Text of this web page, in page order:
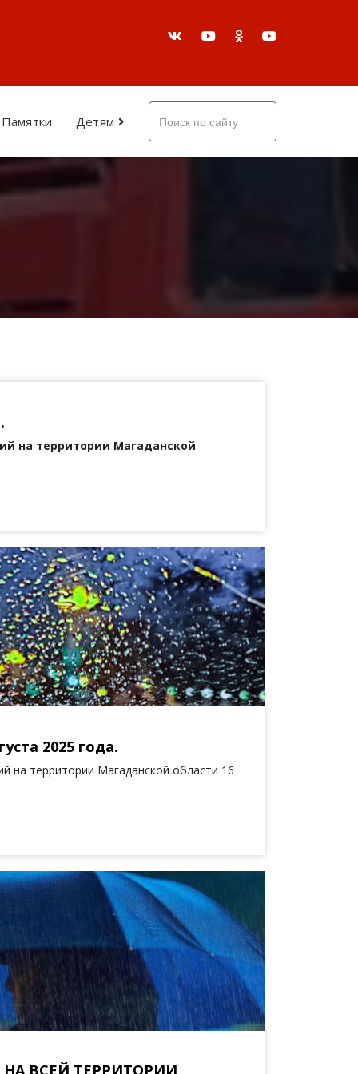
Памятки Детям
на территории Магаданской
2025 года.
на территории Магаданской области 16
ВСЕЙ ТЕРРИТОРИИ